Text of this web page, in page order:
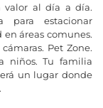
valor al día a día.
para estacionar
áreas comunes.
Pet Zone.
niños. Tu familia
un lugar donde